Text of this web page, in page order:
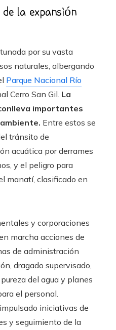
la expansión
por su vasta
naturales, albergando
Parque Nacional Río
Cerro San Gil. La
importantes
Entre estos se
tránsito de
acuática por derrames
y el peligro para
manatí, clasificado en
y corporaciones
marcha acciones de
de administración
dragado supervisado,
del agua y planes
el personal.
iniciativas de
y seguimiento de la